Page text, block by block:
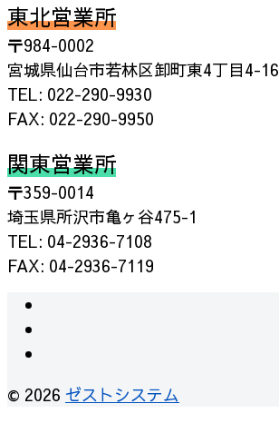
東北営業所
〒984-0002
宮城県仙台市若林区卸町東4丁目4-16
TEL: 022-290-9930
FAX: 022-290-9950
関東営業所
〒359-0014
埼玉県所沢市亀ヶ谷475-1
TEL: 04-2936-7108
FAX: 04-2936-7119
© 2026 ゼストシステム